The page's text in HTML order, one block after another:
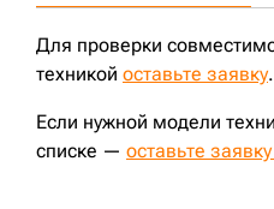
Для проверки
техникой оставьте заявку.
Если нужной модели
списке — оставьте